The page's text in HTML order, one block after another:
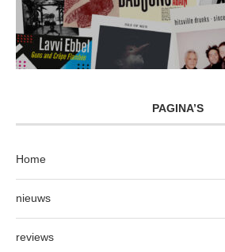
PAGINA’S
Home
nieuws
reviews